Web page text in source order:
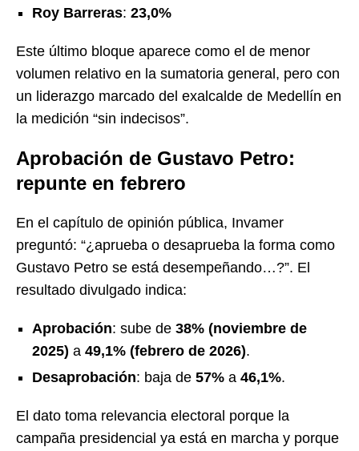
Roy Barreras: 23,0%
Este último bloque aparece como el de menor
volumen relativo en la sumatoria general, pero con
un liderazgo marcado del exalcalde de Medellín en
la medición “sin indecisos”.
Aprobación de Gustavo Petro:
repunte en febrero
En el capítulo de opinión pública, Invamer
preguntó: “¿aprueba o desaprueba la forma como
Gustavo Petro se está desempeñando…?”. El
resultado divulgado indica:
Aprobación: sube de 38% (noviembre de
2025) a 49,1% (febrero de 2026).
Desaprobación: baja de 57% a 46,1%.
El dato toma relevancia electoral porque la
campaña presidencial ya está en marcha y porque